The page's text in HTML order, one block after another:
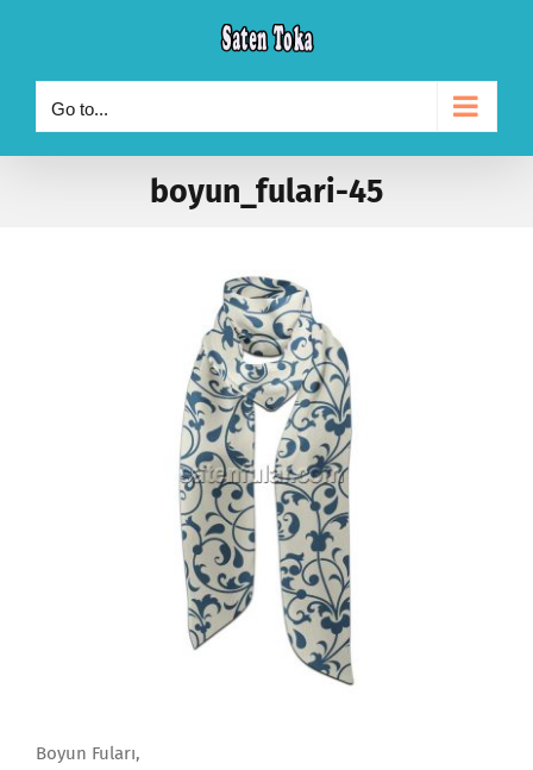
content
Go to...
boyun_fulari-45
Boyun Fuları,